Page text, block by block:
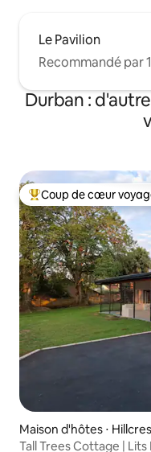
Le Pavilion
Recommandé par
Durban :
Coups de cœur
Coup de cœur
Maison d'hôtes ⋅
Tall Trees Cottage | Lits